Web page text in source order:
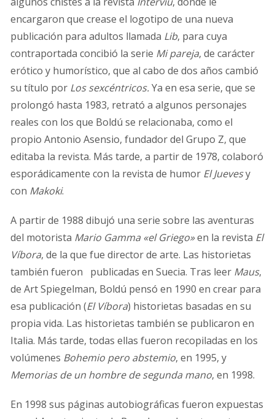
encargaron que crease el logotipo de una nueva
publicación para adultos llamada Lib, para cuya
contraportada concibió la serie Mi pareja, de carácter
erótico y humorístico, que al cabo de dos años cambió
su título por Los sexcéntricos.Ya en esa serie, que se
prolongó hasta 1983, retrató a algunos personajes
reales con los que Boldú se relacionaba, como el
propio Antonio Asensio, fundador del Grupo Z, que
editaba la revista. Más tarde, a partir de 1978, colaboró
esporádicamente con la revista de humor El Juevesy
con Makoki.
A partir de 1988 dibujó una serie sobre las aventuras
del motorista Mario Gamma «el Griego»en la revista El
Víbora, de la que fue director de arte. Las historietas
también fueron publicadas en Suecia. Tras leer Maus,
de Art Spiegelman, Boldú pensó en 1990 en crear para
esa publicación (El Víbora) historietas basadas en su
propia vida. Las historietas también se publicaron en
Italia. Más tarde, todas ellas fueron recopiladas en los
volúmenes Bohemio pero abstemio, en 1995, y
Memorias de un hombre de segunda mano, en 1998.
En 1998 sus páginas autobiográficas fueron expuestas